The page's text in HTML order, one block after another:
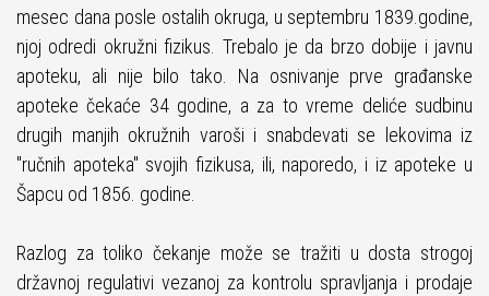
mesec dana posle ostalih okruga, u septembru 1839.godine,
njoj odredi okružni fizikus. Trebalo je da brzo dobije i javnu
apoteku, ali nije bilo tako. Na osnivanje prve građanske
apoteke čekaće 34 godine, a za to vreme deliće sudbinu
drugih manjih okružnih varoši i snabdevati se lekovima iz
"ručnih apoteka" svojih fizikusa, ili, naporedo, i iz apoteke u
Šapcu od 1856. godine.
Razlog za toliko čekanje može se tražiti u dosta strogoj
državnoj regulativi vezanoj za kontrolu spravljanja i prodaje